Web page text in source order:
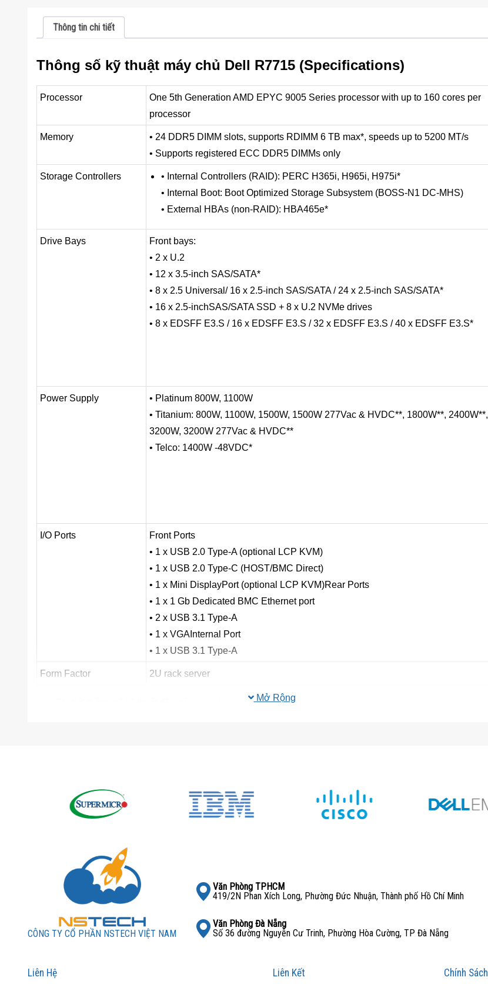
Thông tin chi tiết
Thông số kỹ thuật máy chủ Dell R7715 (Specifications)
Processor
One 5th Generation AMD EPYC 9005 Series processor with up to 160 cores per
processor
Memory
• 24 DDR5 DIMM slots, supports RDIMM 6 TB max*, speeds up to 5200 MT/s
• Supports registered ECC DDR5 DIMMs only
Storage Controllers
• Internal Controllers (RAID): PERC H365i, H965i, H975i*
• Internal Boot: Boot Optimized Storage Subsystem (BOSS-N1 DC-MHS)
• External HBAs (non-RAID): HBA465e*
Drive Bays
Front bays:
• 2 x U.2
• 12 x 3.5-inch SAS/SATA*
• 8 x 2.5 Universal/ 16 x 2.5-inch SAS/SATA / 24 x 2.5-inch SAS/SATA*
• 16 x 2.5-inchSAS/SATA SSD + 8 x U.2 NVMe drives
• 8 x EDSFF E3.S / 16 x EDSFF E3.S / 32 x EDSFF E3.S / 40 x EDSFF E3.S*
Power Supply
• Platinum 800W, 1100W
• Titanium: 800W, 1100W, 1500W, 1500W 277Vac & HVDC**, 1800W**, 2400W**,
3200W, 3200W 277Vac & HVDC**
• Telco: 1400W -48VDC*
I/O Ports
Front Ports
• 1 x USB 2.0 Type-A (optional LCP KVM)
• 1 x USB 2.0 Type-C (HOST/BMC Direct)
• 1 x Mini DisplayPort (optional LCP KVM)Rear Ports
• 1 x 1 Gb Dedicated BMC Ethernet port
• 2 x USB 3.1 Type-A
• 1 x VGAInternal Port
• 1 x USB 3.1 Type-A
Form Factor 2U rack server
https://nstech.vn
Hotline:
093.333.55.54
Email: ducnh@nstech.vn
Hãy liên hệ ngay với chúng tôi để được tư vấn chi tiết về sản phẩm và nhận báo giá tốt nhất!
Mở Rộng
CÔNG TY CỔ PHẦN NSTECH VIỆT NAM
Văn Phòng TPHCM
419/2N Phan Xích Long, Phường Đức Nhuận, Thành phố Hồ Chí Minh
Văn Phòng Đà Nẵng
Số 36 đường Nguyễn Cư Trinh, Phường Hòa Cường, TP Đà Nẵng
Liên Hệ Liên Kết Chính Sách